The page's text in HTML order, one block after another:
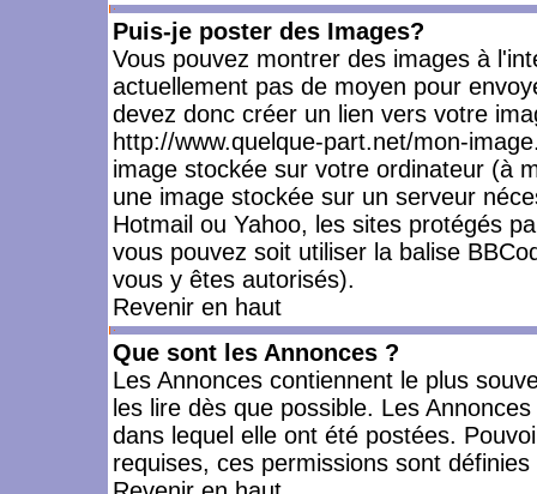
Puis-je poster des Images?
Vous pouvez montrer des images à
actuellement pas de moyen pour
devez donc créer un lien vers votre
http://www.quelque-part.net/mon-
image stockée sur votre ordinateur (à
une image stockée sur un serveur
Hotmail ou Yahoo, les sites protégés
vous pouvez soit utiliser la balise
vous y êtes autorisés).
Revenir en haut
Que sont les Annonces ?
Les Annonces contiennent le plus
les lire dès que possible. Les
dans lequel elle ont été postées.
requises, ces permissions sont